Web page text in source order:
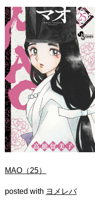
MAO（25）
posted with ヨメレバ